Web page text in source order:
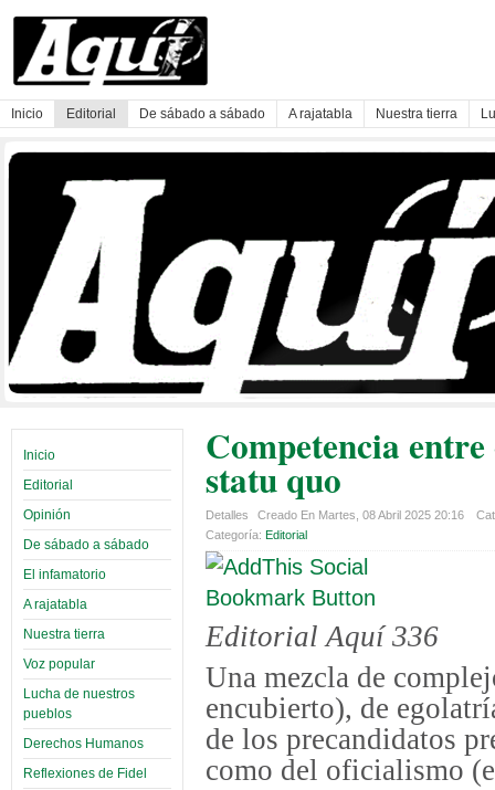
Inicio Editorial De sábado a sábado A rajatabla Nuestra tierra
Inicio
Editorial
Opinión
De sábado a sábado
El infamatorio
A rajatabla
Nuestra tierra
Voz popular
Lucha de nuestros
pueblos
Derechos Humanos
Reflexiones de Fidel
Competencia
statu quo
Detalles Creado En Martes, 08 Abril 2025 20:16
Categoría: Editorial
Editorial Aquí 336
Una mezcla de
encubierto), de
de los precandidatos
como del oficialismo